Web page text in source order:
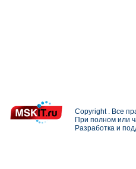
Copyright . Все
При полном или
Разработка и